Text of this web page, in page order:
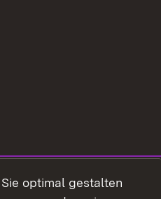
optimal gestalten